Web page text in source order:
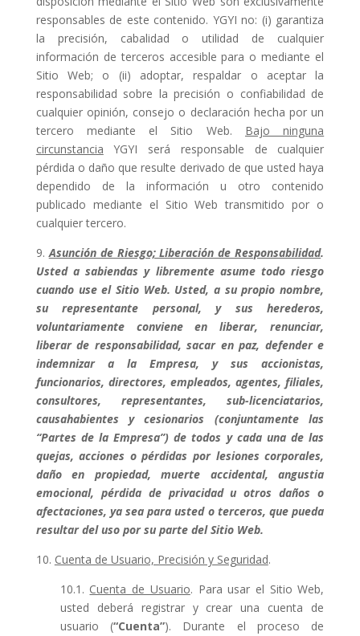
responsables de este contenido. YGYI no: (i) garantiza
la precisión, cabalidad o utilidad de cualquier
información de terceros accesible para o mediante el
Sitio Web; o (ii) adoptar, respaldar o aceptar la
responsabilidad sobre la precisión o confiabilidad de
cualquier opinión, consejo o declaración hecha por un
tercero mediante el Sitio Web. Bajo ninguna
circunstancia YGYI será responsable de cualquier
pérdida o daño que resulte derivado de que usted haya
dependido de la información u otro contenido
publicado mediante el Sitio Web transmitido por o
cualquier tercero.
9.Asunción de Riesgo; Liberación de Responsabilidad.
Usted a sabiendas y libremente asume todo riesgo
cuando use el Sitio Web. Usted, a su propio nombre,
su representante personal, y sus herederos,
voluntariamente conviene en liberar, renunciar,
liberar de responsabilidad, sacar en paz, defender e
indemnizar a la Empresa, y sus accionistas,
funcionarios, directores, empleados, agentes, filiales,
consultores, representantes, sub-licenciatarios,
causahabientes y cesionarios (conjuntamente las
“Partes de la Empresa”) de todos y cada una de las
quejas, acciones o pérdidas por lesiones corporales,
daño en propiedad, muerte accidental, angustia
emocional, pérdida de privacidad u otros daños o
afectaciones, ya sea para usted o terceros, que pueda
resultar del uso por su parte del Sitio Web.
10. Cuenta de Usuario, Precisión y Seguridad.
10.1. Cuenta de Usuario. Para usar el Sitio Web,
usted deberá registrar y crear una cuenta de
usuario (“Cuenta”). Durante el proceso de